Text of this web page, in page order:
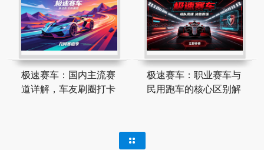
极速赛车：国内主流赛
道详解，车友刷圈打卡
极速赛车：职业赛车与
民用跑车的核心区别解